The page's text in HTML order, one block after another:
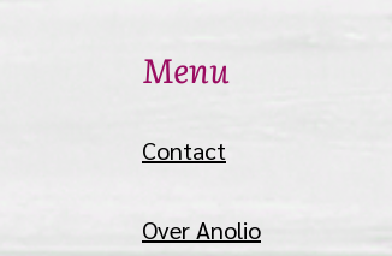
Menu
Contact
Over Anolio